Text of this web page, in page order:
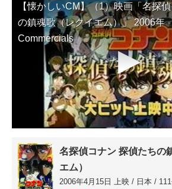
【懐かしいCM】（1）映画「名探
の鎮魂歌（レクイエム）」 2006
Commercials
▶
名探偵コナン 探偵たちの
エム）
2006年4月15日 上映 / 日本 /